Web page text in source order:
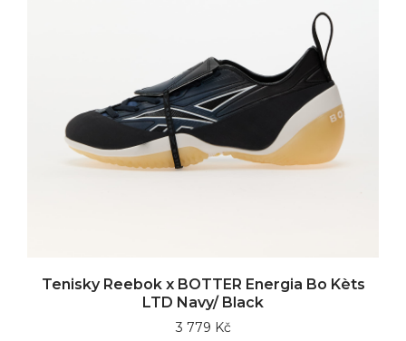
Tenisky Reebok x BOTTER Energia Bo Kèts
LTD Navy/ Black
3 779 Kč